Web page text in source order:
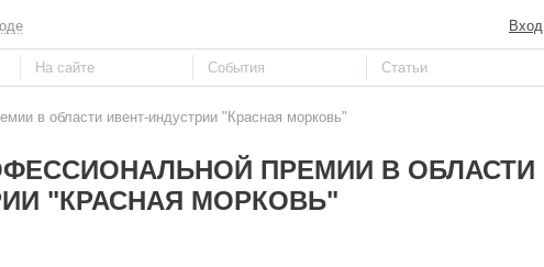
Вход
в области ивент-индустрии "Красная морковь"
ПРЕМИИ В ОБЛАСТИ
"КРАСНАЯ МОРКОВЬ"